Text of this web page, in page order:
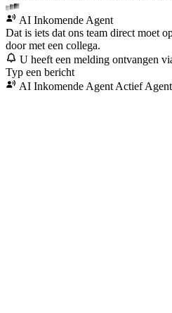
AI Inkomende Agent
Dat is iets dat ons team direct moet
door met een collega.
U heeft een melding ontvangen
Typ een bericht
AI Inkomende Agent Actief